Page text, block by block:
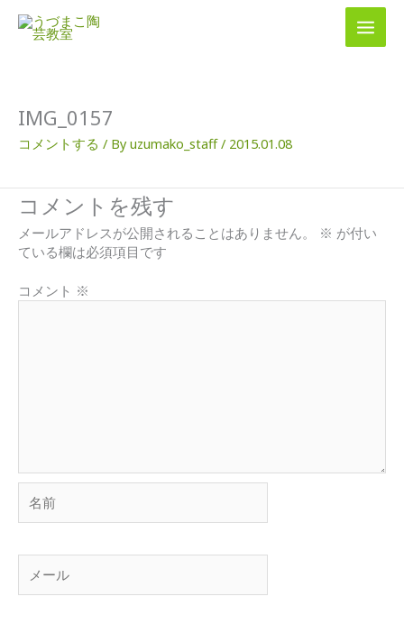
IMG_0157
コメントする / Byuzumako_staff/ 2015.01.08
コメントを残す
メールアドレスが公開されることはありません。 ※ が付い
ている欄は必須項目です
コメント ※
前
ー
ル